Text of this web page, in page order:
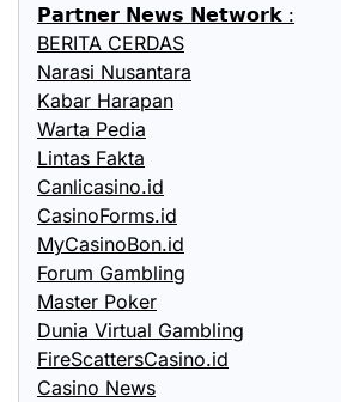
𝗣𝗮𝗿𝘁𝗻𝗲𝗿 𝗡𝗲𝘄𝘀 𝗡𝗲𝘁𝘄𝗼𝗿𝗸 :
BERITA CERDAS
Narasi Nusantara
Kabar Harapan
Warta Pedia
Lintas Fakta
Canlicasino.id
CasinoForms.id
MyCasinoBon.id
Forum Gambling
Master Poker
Dunia Virtual Gambling
FireScattersCasino.id
Casino News